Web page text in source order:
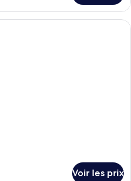
Une chambre d’hôtel avec un
Voir les prix